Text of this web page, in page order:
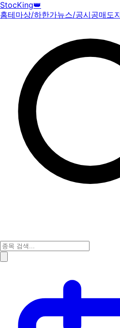
StocKing👑
홈테마상/하한가뉴스/공시공매도